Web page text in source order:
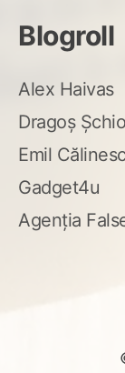
Blogroll
Alex Haivas
Dragoș
Emil
Gadget4u
Agenția